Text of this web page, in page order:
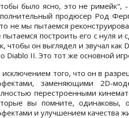
было ясно, это не римейк", -
продюсер Род
не мы пытаемся
пытаемся построить его с нуля и
чтобы он выглядел и звучал как
Diablo II. Это тот же основной
исключением того, что он в
заменяющими 2D-
перестроенными
вы помните, одинаковы,
и улучшением качества